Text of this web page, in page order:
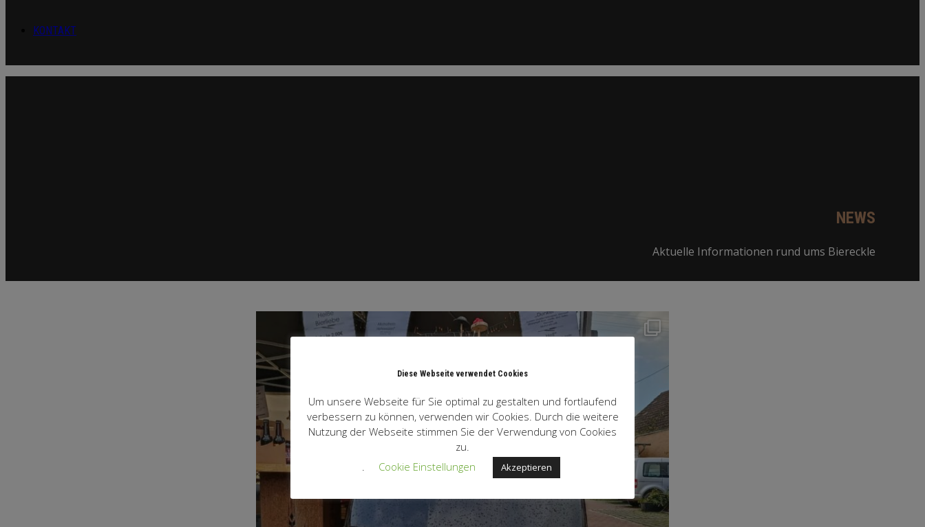
KONTAKT
NEWS
Aktuelle Informationen rund ums Biereckle
sbiereckle
Diese Webseite verwendet Cookies
Um unsere Webseite für Sie optimal zu gestalten und fortlaufend
verbessern zu können, verwenden wir Cookies. Durch die weitere
Nutzung der Webseite stimmen Sie der Verwendung von Cookies
zu.
Cookie Einstellungen Akzeptieren